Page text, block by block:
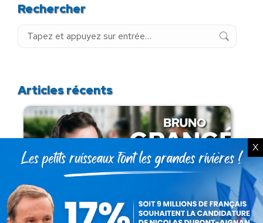
Rechercher
Recherche
Articles récents
Présomption de légitimité de l’usage des
X